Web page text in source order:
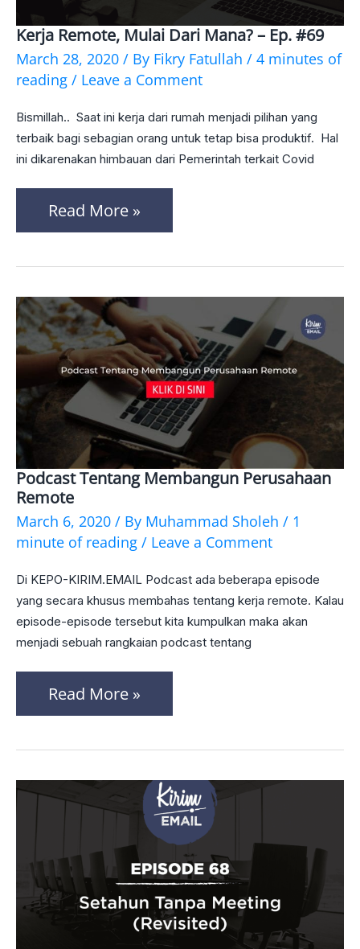
Kerja Remote, Mulai Dari Mana? – Ep. #69
March 28, 2020 / By Fikry Fatullah / 4 minutes of
reading / Leave a Comment
Bismillah.. Saat ini kerja dari rumah menjadi pilihan yang
terbaik bagi sebagian orang untuk tetap bisa produktif. Hal
ini dikarenakan himbauan dari Pemerintah terkait Covid
Kerja
Remote,
Mulai
Dari
Mana?
Ep.
#69
Read More »
Podcast Tentang Membangun Perusahaan
Remote
March 6, 2020 / By Muhammad Sholeh / 1
minute of reading / Leave a Comment
Di KEPO-KIRIM.EMAIL Podcast ada beberapa episode
yang secara khusus membahas tentang kerja remote. Kalau
episode-episode tersebut kita kumpulkan maka akan
menjadi sebuah rangkaian podcast tentang
Podcast
Tentang
Membangun
Remote
Read More »